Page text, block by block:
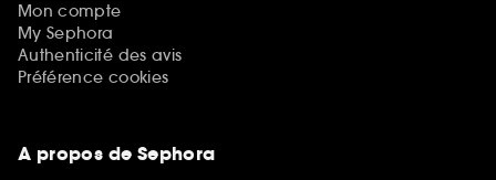
Mon compte
My Sephora
Authenticité des avis
Préférence cookies
A propos de Sephora